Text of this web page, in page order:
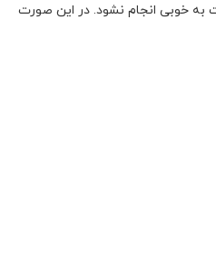
خوبی انجام نشود. در این صورت